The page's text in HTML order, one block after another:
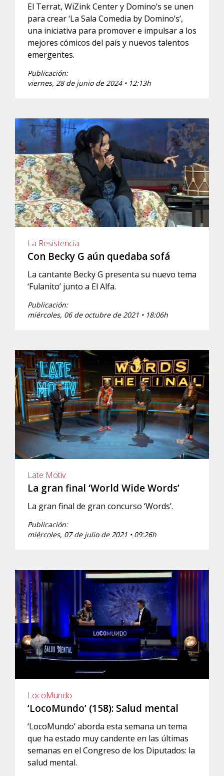
El Terrat, WiZink Center y Domino’s se unen
para crear ‘La Sala Comedia by Domino’s’,
una iniciativa para promover e impulsar a los
mejores cómicos del país y nuevos talentos
emergentes.
Publicación:
viernes, 28 de junio de 2024 • 12:13h
La Resistencia
Con Becky G aún quedaba sofá
La cantante Becky G presenta su nuevo tema
‘Fulanito’ junto a El Alfa.
Publicación:
miércoles, 06 de octubre de 2021 • 18:06h
Late Motiv
La gran final ‘World Wide Words’
La gran final de gran concurso ‘Words’.
Publicación:
miércoles, 07 de julio de 2021 • 09:26h
LocoMundo
‘LocoMundo’ (158): Salud mental
‘LocoMundo’ aborda esta semana un tema
que ha estado muy candente en las últimas
semanas en el Congreso de los Diputados: la
salud mental.